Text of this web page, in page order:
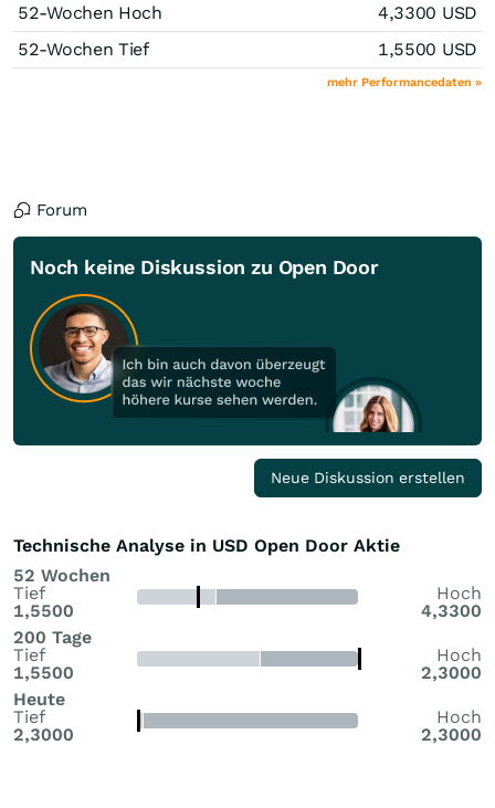
52-Wochen Hoch
4,3300 USD
52-Wochen Tief
1,5500 USD
mehr Performancedaten »
Forum
Noch keine Diskussion zu Open Door
Neue Diskussion erstellen
Technische Analyse in USD Open Door Aktie
52 Wochen
Tief
1,5500
Hoch
4,3300
200 Tage
Tief
1,5500
Hoch
2,3000
Heute
Tief
2,3000
Hoch
2,3000